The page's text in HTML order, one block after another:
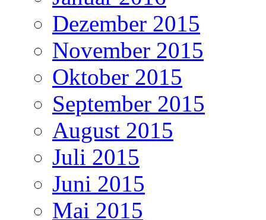
Dezember 2015
November 2015
Oktober 2015
September 2015
August 2015
Juli 2015
Juni 2015
Mai 2015